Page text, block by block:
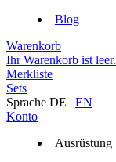
Blog
Warenkorb
Ihr Warenkorb ist leer.
Merkliste
Sets
Sprache DE | EN
Konto
Ausrüstung